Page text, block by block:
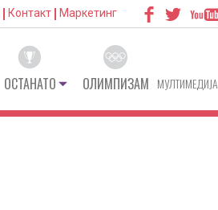
Контакт Маркетинг
ОСТАНАТО ОЛИМПИЗАМ МУЛТИМЕДИЈА